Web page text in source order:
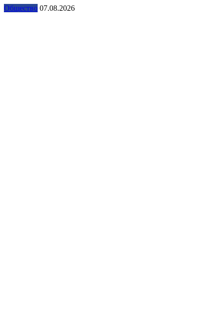
Общество 07.08.2026